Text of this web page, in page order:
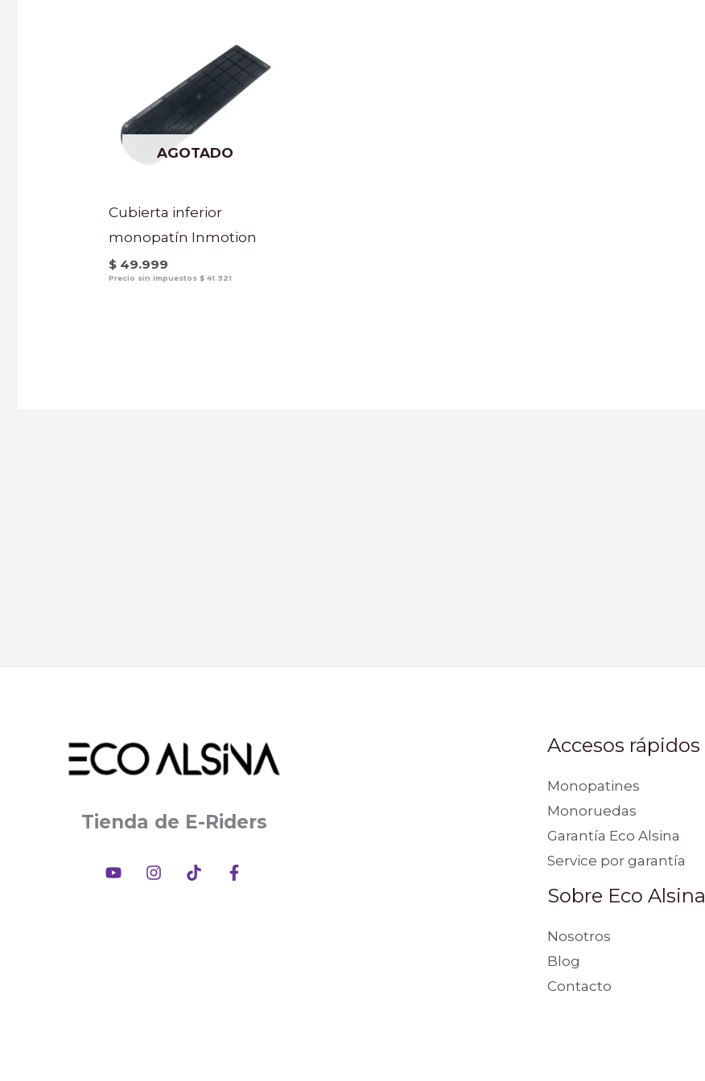
AGOTADO
Cubierta inferior
monopatín Inmotion
$ 49.999
Precio sin impuestos$ 41.321
Tienda de E-Riders
Accesos rápidos
Monopatines
Monoruedas
Garantía Eco Alsina
Service por garantía
Sobre Eco Alsina
Nosotros
Blog
Contacto